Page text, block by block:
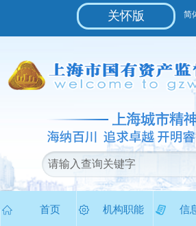
碍
说
站
航
区
简
关怀版
首页 机构职能 信